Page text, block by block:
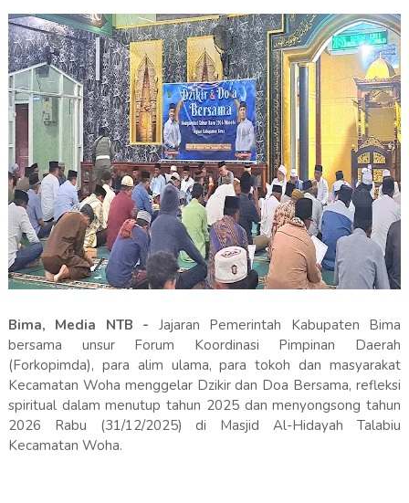
Bima, Media NTB - Jajaran Pemerintah Kabupaten Bima
bersama unsur Forum Koordinasi Pimpinan Daerah
(Forkopimda), para alim ulama, para tokoh dan masyarakat
Kecamatan Woha menggelar Dzikir dan Doa Bersama, refleksi
spiritual dalam menutup tahun 2025 dan menyongsong tahun
2026 Rabu (31/12/2025) di Masjid Al-Hidayah Talabiu
Kecamatan Woha.